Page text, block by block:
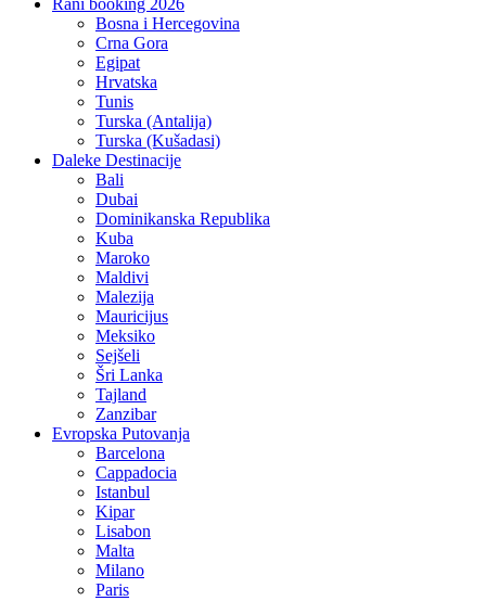
Rani booking 2026
Bosna i Hercegovina
Crna Gora
Egipat
Hrvatska
Tunis
Turska (Antalija)
Turska (Kušadasi)
Daleke Destinacije
Bali
Dubai
Dominikanska Republika
Kuba
Maroko
Maldivi
Malezija
Mauricijus
Meksiko
Sejšeli
Šri Lanka
Tajland
Zanzibar
Evropska Putovanja
Barcelona
Cappadocia
Istanbul
Kipar
Lisabon
Malta
Milano
Paris